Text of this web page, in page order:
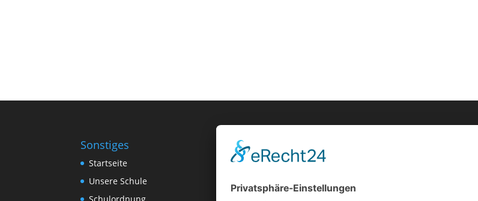
Sonstiges
Startseite
Unsere Schule
Schulordnung